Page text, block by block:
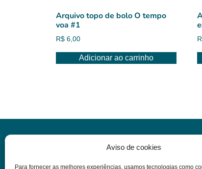
Aviso de cookies
Para fornecer as melhores experiências, usamos tecnologias como
Arquivo topo de bolo O tempo
voa #1
R$ 6,00
Adicionar ao carrinho
Informações